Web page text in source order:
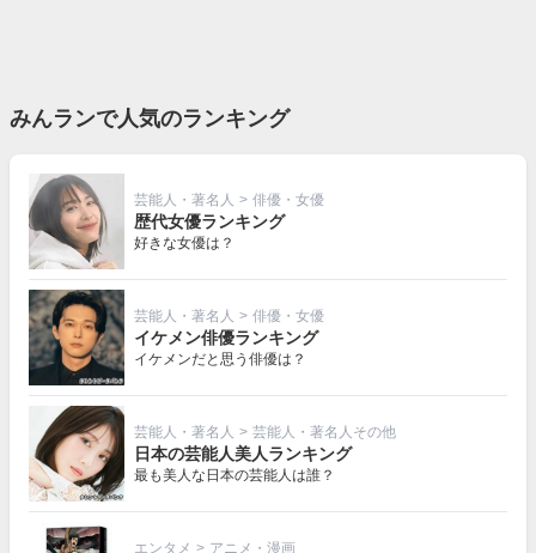
みんランで人気のランキング
芸能人・著名人 > 俳優・女優
歴代女優ランキング
好きな女優は？
芸能人・著名人 > 俳優・女優
イケメン俳優ランキング
イケメンだと思う俳優は？
芸能人・著名人 > 芸能人・著名人その他
日本の芸能人美人ランキング
最も美人な日本の芸能人は誰？
エンタメ > アニメ・漫画